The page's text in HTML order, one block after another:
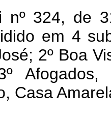
nº 324, de
em 4
2º Boa
Casa